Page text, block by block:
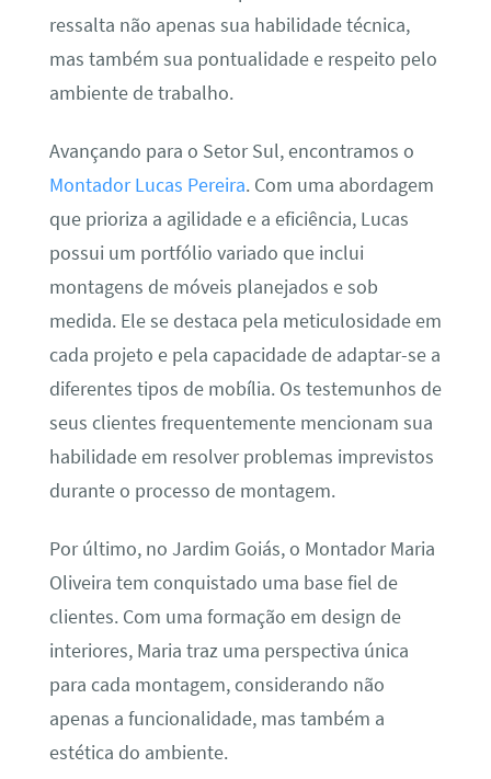
ressalta não apenas sua habilidade técnica,
mas também sua pontualidade e respeito pelo
ambiente de trabalho.
Avançando para o Setor Sul, encontramos o
Montador Lucas Pereira. Com uma abordagem
que prioriza a agilidade e a eficiência, Lucas
possui um portfólio variado que inclui
montagens de móveis planejados e sob
medida. Ele se destaca pela meticulosidade em
cada projeto e pela capacidade de adaptar-se a
diferentes tipos de mobília. Os testemunhos de
seus clientes frequentemente mencionam sua
habilidade em resolver problemas imprevistos
durante o processo de montagem.
Por último, no Jardim Goiás, o Montador Maria
Oliveira tem conquistado uma base fiel de
clientes. Com uma formação em design de
interiores, Maria traz uma perspectiva única
para cada montagem, considerando não
apenas a funcionalidade, mas também a
estética do ambiente.